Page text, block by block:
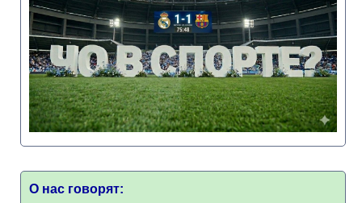
О нас говорят: